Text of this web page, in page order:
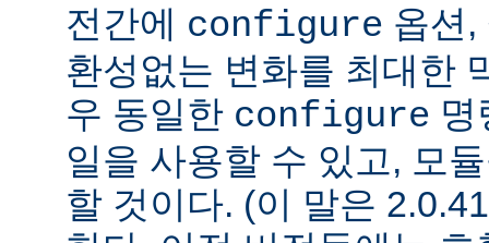
전간에 configure 옵션,
환성없는 변화를 최대한
우 동일한 configure 명
일을 사용할 수 있고, 모
할 것이다. (이 말은